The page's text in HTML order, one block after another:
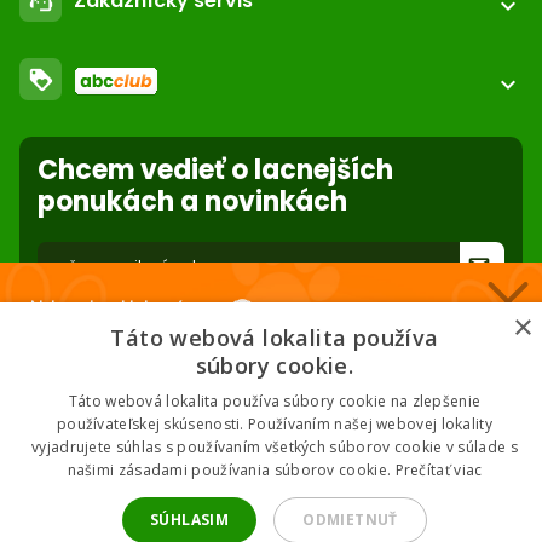
Kontakt
O nás
Nastavenia súborov cookie
expand_more
Obchodné podmienky
Dodacie podmienky
Reklamácie
Ochrana osobných údajov
loyalty expand_more
Použite body a nakupujte lacnejšie!
Viac info
Chcem vedieť o lacnejších
ponukách a novinkách
forward_to_inbox
* Zadaním e-mailu súhlasíte so spracovaním osobných údajov na účely
Nakupuj za klubové ceny 🏆
Nižšie ceny na vybrané produkty. 2 % cashback. Členstvo zadarmo.
Chcem klubové ceny
* Odoslaním súhlasíš so zásadami spracovania údajov.
×
Táto webová lokalita používa
súbory cookie.
Táto webová lokalita používa súbory cookie na zlepšenie
používateľskej skúsenosti. Používaním našej webovej lokality
vyjadrujete súhlas s používaním všetkých súborov cookie v súlade s
našimi zásadami používania súborov cookie. Prečítať viac
SÚHLASIM ODMIETNUŤ